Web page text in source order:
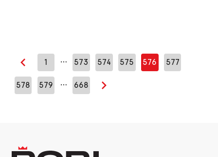
Edellinen sivu
1 … 573 574 575 576 577
578 579 … 668
Seuraava sivu